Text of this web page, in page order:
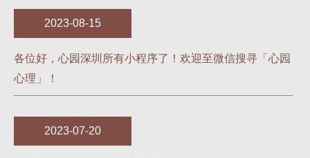
2023-08-15
各位好，心园深圳所有小程序了！欢迎至微信搜寻「心园
心理」！
2023-07-20